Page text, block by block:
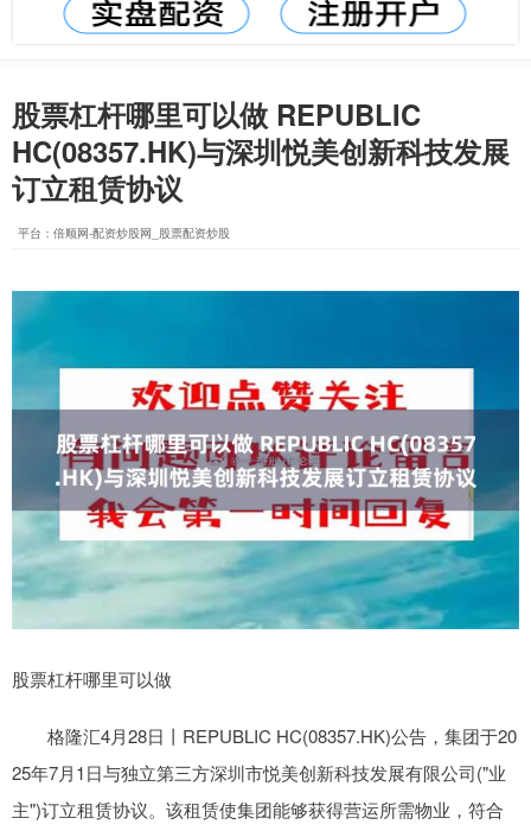
股票杠杆哪里可以做 REPUBLIC
HC(08357.HK)与深圳悦美创新科技发展
订立租赁协议
平台：倍顺网-配资炒股网_股票配资炒股
股票杠杆哪里可以做
格隆汇4月28日丨REPUBLIC HC(08357.HK)公告，集团于20
25年7月1日与独立第三方深圳市悦美创新科技发展有限公司("业
主")订立租赁协议。该租赁使集团能够获得营运所需物业，符合